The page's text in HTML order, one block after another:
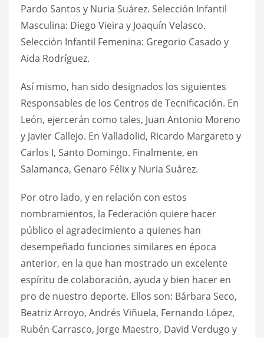
Pardo Santos y Nuria Suárez. Selección Infantil
Masculina: Diego Vieira y Joaquín Velasco.
Selección Infantil Femenina: Gregorio Casado y
Aida Rodríguez.
Así mismo, han sido designados los siguientes
Responsables de los Centros de Tecnificación. En
León, ejercerán como tales, Juan Antonio Moreno
y Javier Callejo. En Valladolid, Ricardo Margareto y
Carlos I, Santo Domingo. Finalmente, en
Salamanca, Genaro Félix y Nuria Suárez.
Por otro lado, y en relación con estos
nombramientos, la Federación quiere hacer
público el agradecimiento a quienes han
desempeñado funciones similares en época
anterior, en la que han mostrado un excelente
espíritu de colaboración, ayuda y bien hacer en
pro de nuestro deporte. Ellos son: Bárbara Seco,
Beatriz Arroyo, Andrés Viñuela, Fernando López,
Rubén Carrasco, Jorge Maestro, David Verdugo y